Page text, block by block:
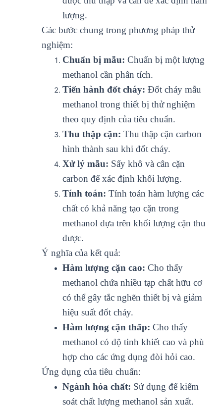
lượng.
Các bước chung trong phương pháp thử
nghiệm:
Chuẩn bị mẫu: Chuẩn bị một lượng
methanol cần phân tích.
Tiến hành đốt cháy: Đốt cháy mẫu
methanol trong thiết bị thử nghiệm
theo quy định của tiêu chuẩn.
Thu thập cặn: Thu thập cặn carbon
hình thành sau khi đốt cháy.
Xử lý mẫu: Sấy khô và cân cặn
carbon để xác định khối lượng.
Tính toán: Tính toán hàm lượng các
chất có khả năng tạo cặn trong
methanol dựa trên khối lượng cặn thu
được.
Ý nghĩa của kết quả:
Hàm lượng cặn cao: Cho thấy
methanol chứa nhiều tạp chất hữu cơ
có thể gây tắc nghẽn thiết bị và giảm
hiệu suất đốt cháy.
Hàm lượng cặn thấp: Cho thấy
methanol có độ tinh khiết cao và phù
hợp cho các ứng dụng đòi hỏi cao.
Ứng dụng của tiêu chuẩn:
Ngành hóa chất: Sử dụng để kiểm
soát chất lượng methanol sản xuất.